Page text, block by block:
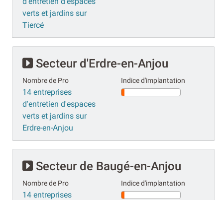
verts et jardins sur
Tiercé
Secteur d'Erdre-en-Anjou
Nombre de Pro
14 entreprises
d'entretien d'espaces
verts et jardins sur
Erdre-en-Anjou
Indice d'implantation
Secteur de Baugé-en-Anjou
Nombre de Pro
14 entreprises
Indice d'implantation